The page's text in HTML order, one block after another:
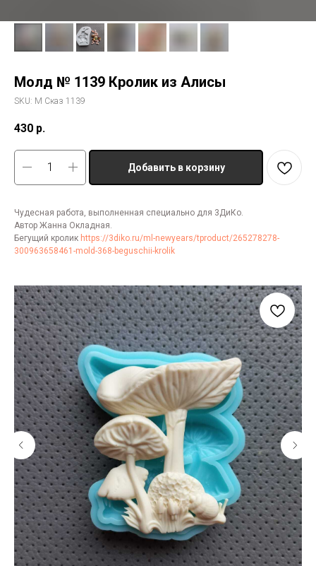
Молд № 1139 Кролик из Алисы
SKU: М Сказ 1139
430 р.
Добавить в корзину
Чудесная работа, выполненная специально для 3ДиКо.
Автор Жанна Окладная.
Бегущий кролик https://3diko.ru/ml-newyears/tproduct/265278278-
300963658461-mold-368-beguschii-krolik